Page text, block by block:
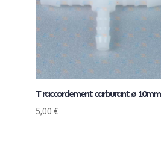
T raccordement carburant ø 10mm
5,00 €